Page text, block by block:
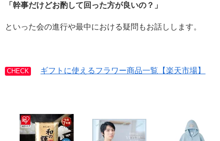
「幹事だけどお酌して回った方が良いの？」
といった会の進行や最中における疑問もお話しします。
CHECK ギフトに使えるフラワー商品一覧【楽天市場】